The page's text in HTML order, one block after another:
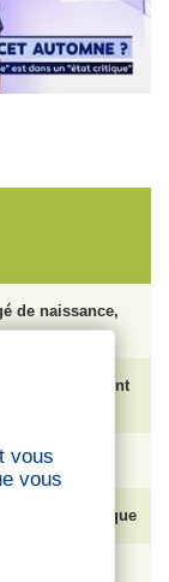
de naissance,
social, comment
et Économique
vous
vous